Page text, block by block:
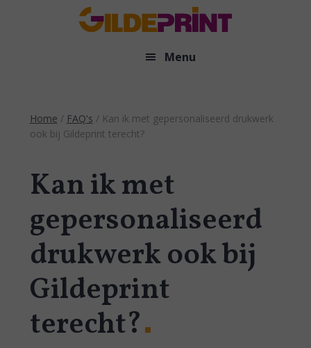
Menu
Home / FAQ's / Kan ik met gepersonaliseerd drukwerk
ook bij Gildeprint terecht?
Kan ik met
gepersonaliseerd
drukwerk ook bij
Gildeprint
terecht?